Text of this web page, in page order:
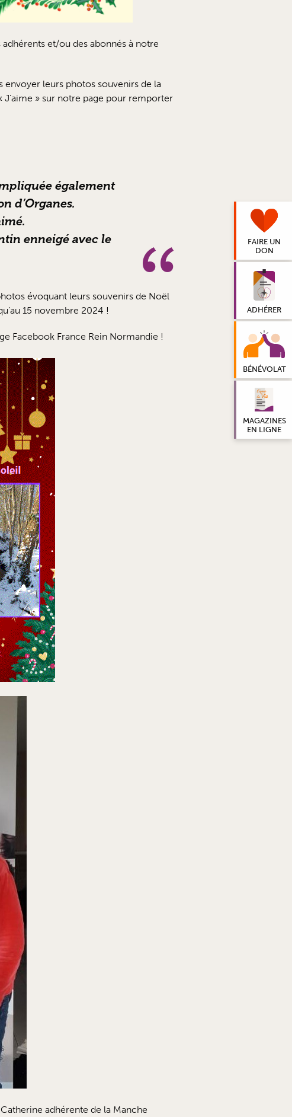
FAIRE UN
DON
ADHÉRER
BÉNÉVOLAT
MAGAZINES
EN LIGNE
et/ou des abonnés à notre
envoyer leurs photos souvenirs de la
» sur notre page pour remporter
également
d’Organes.
enneigé avec le
évoquant leurs souvenirs de Noël
15 novembre 2024 !
Facebook France Rein Normandie !
adhérente de la Manche